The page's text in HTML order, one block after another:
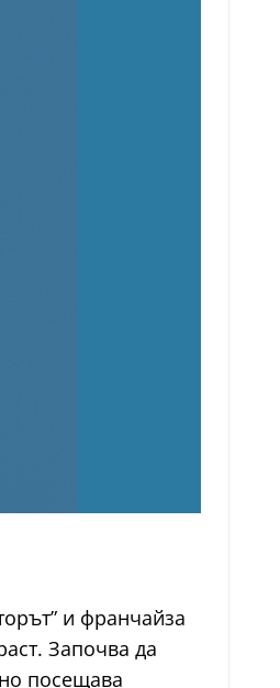
и франчайза
Започва да
посещава